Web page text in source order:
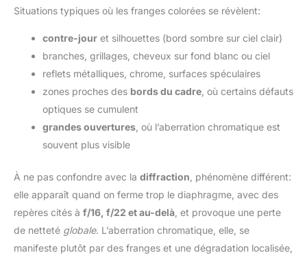
Situations typiques où les franges colorées se révèlent:
contre-jour et silhouettes (bord sombre sur ciel clair)
branches, grillages, cheveux sur fond blanc ou ciel
reflets métalliques, chrome, surfaces spéculaires
zones proches des bords du cadre , où certains défauts
optiques se cumulent
grandes ouvertures , où l’aberration chromatique est
souvent plus visible
À ne pas confondre avec la diffraction , phénomène différent:
elle apparaît quand on ferme trop le diaphragme, avec des
repères cités à f/16, f/22 et au-delà , et provoque une perte
de netteté globale. L’aberration chromatique, elle, se
manifeste plutôt par des franges et une dégradation localisée,